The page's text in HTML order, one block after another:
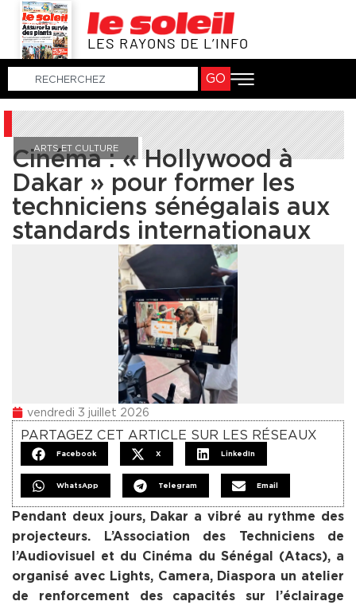
LES RAYONS DE L’INFO
GO
ARTS ET CULTURE
Cinéma : « Hollywood à
Dakar » pour former les
techniciens sénégalais aux
standards internationaux
vendredi 3 juillet 2026
PARTAGEZ CET ARTICLE SUR LES RÉSEAUX
Facebook X LinkedIn
WhatsApp Telegram Email
Pendant deux jours, Dakar a vibré au rythme des
projecteurs. L’Association des Techniciens de
l’Audiovisuel et du Cinéma du Sénégal (Atacs), a
organisé avec Lights, Camera, Diaspora un atelier
de renforcement des capacités sur l’éclairage